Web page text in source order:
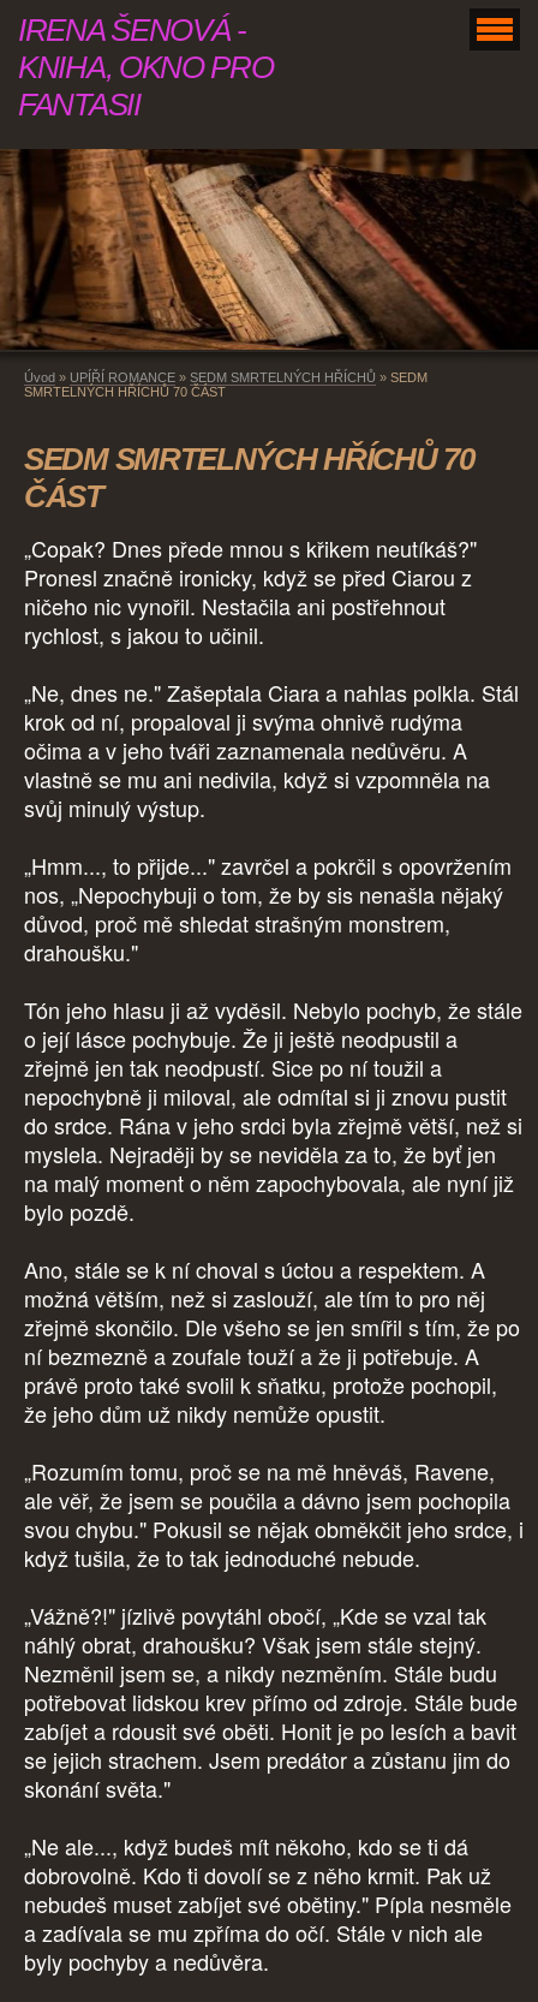
IRENA ŠENOVÁ -
KNIHA, OKNO PRO
FANTASII
Úvod » UPÍŘÍ ROMANCE » SEDM SMRTELNÝCH HŘÍCHŮ » SEDM
SMRTELNÝCH HŘÍCHŮ 70 ČÁST
SEDM SMRTELNÝCH HŘÍCHŮ 70
ČÁST
„Copak? Dnes přede mnou s křikem neutíkáš?"
Pronesl značně ironicky, když se před Ciarou z
ničeho nic vynořil. Nestačila ani postřehnout
rychlost, s jakou to učinil.
„Ne, dnes ne." Zašeptala Ciara a nahlas polkla. Stál
krok od ní, propaloval ji svýma ohnivě rudýma
očima a v jeho tváři zaznamenala nedůvěru. A
vlastně se mu ani nedivila, když si vzpomněla na
svůj minulý výstup.
„Hmm..., to přijde..." zavrčel a pokrčil s opovržením
nos, „Nepochybuji o tom, že by sis nenašla nějaký
důvod, proč mě shledat strašným monstrem,
drahoušku."
Tón jeho hlasu ji až vyděsil. Nebylo pochyb, že stále
o její lásce pochybuje. Že ji ještě neodpustil a
zřejmě jen tak neodpustí. Sice po ní toužil a
nepochybně ji miloval, ale odmítal si ji znovu pustit
do srdce. Rána v jeho srdci byla zřejmě větší, než si
myslela. Nejraději by se neviděla za to, že byť jen
na malý moment o něm zapochybovala, ale nyní již
bylo pozdě.
Ano, stále se k ní choval s úctou a respektem. A
možná větším, než si zaslouží, ale tím to pro něj
zřejmě skončilo. Dle všeho se jen smířil s tím, že po
ní bezmezně a zoufale touží a že ji potřebuje. A
právě proto také svolil k sňatku, protože pochopil,
že jeho dům už nikdy nemůže opustit.
„Rozumím tomu, proč se na mě hněváš, Ravene,
ale věř, že jsem se poučila a dávno jsem pochopila
svou chybu." Pokusil se nějak obměkčit jeho srdce, i
když tušila, že to tak jednoduché nebude.
„Vážně?!" jízlivě povytáhl obočí, „Kde se vzal tak
náhlý obrat, drahoušku? Však jsem stále stejný.
Nezměnil jsem se, a nikdy nezměním. Stále budu
potřebovat lidskou krev přímo od zdroje. Stále bude
zabíjet a rdousit své oběti. Honit je po lesích a bavit
se jejich strachem. Jsem predátor a zůstanu jim do
skonání světa."
„Ne ale..., když budeš mít někoho, kdo se ti dá
dobrovolně. Kdo ti dovolí se z něho krmit. Pak už
nebudeš muset zabíjet své obětiny." Pípla nesměle
a zadívala se mu zpříma do očí. Stále v nich ale
byly pochyby a nedůvěra.